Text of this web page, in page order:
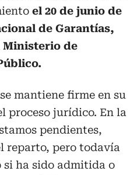
el 20 de junio de
de Garantías,
Ministerio de
mantiene firme en su
proceso jurídico. En la
pendientes,
reparto, pero todavía
ha sido admitida o